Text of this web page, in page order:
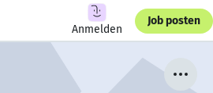
Anmelden
Job posten